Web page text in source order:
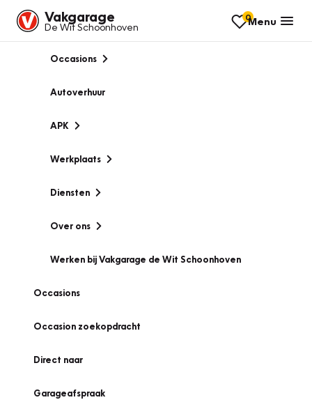
Vakgarage
De Wit Schoonhoven
0Menu
Occasions
Autoverhuur
APK
Werkplaats
Diensten
Over ons
Werken bij Vakgarage de Wit Schoonhoven
Occasions
Occasion zoekopdracht
Direct naar
Garageafspraak